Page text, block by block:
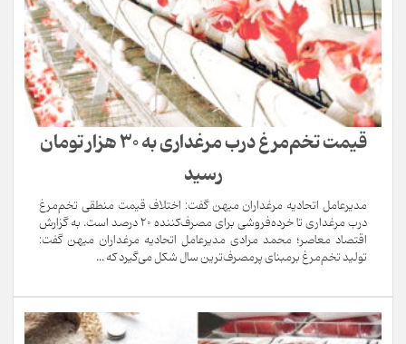
قیمت تخم‌مرغ درب مرغداری به ۳۰ هزار تومان
رسید
مدیرعامل اتحادیه مرغداران میهن گفت: اختلاف قیمت منطقی تخم‌مرغ
درب مرغداری تا خرده‌فروشی برای مصرف‌کننده ۲۰ درصد است. به گزارش
اقتصاد معاصر؛ محمد مرادی مدیرعامل اتحادیه مرغداران میهن گفت:
تولید تخم‌مرغ برمبنای پرمصرف‌ترین سال شکل می‌گیرد که ...